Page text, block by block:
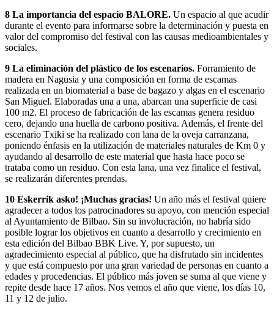
8 La importancia del espacio BALORE. Un espacio al que acudir
durante el evento para informarse sobre la determinación y puesta en
valor del compromiso del festival con las causas medioambientales y
sociales.
9 La eliminación del plástico de los escenarios. Forramiento de
madera en Nagusia y una composición en forma de escamas
realizada en un biomaterial a base de bagazo y algas en el escenario
San Miguel. Elaboradas una a una, abarcan una superficie de casi
100 m2. El proceso de fabricación de las escamas genera residuo
cero, dejando una huella de carbono positiva. Además, el frente del
escenario Txiki se ha realizado con lana de la oveja carranzana,
poniendo énfasis en la utilización de materiales naturales de Km 0 y
ayudando al desarrollo de este material que hasta hace poco se
trataba como un residuo. Con esta lana, una vez finalice el festival,
se realizarán diferentes prendas.
10 Eskerrik asko! ¡Muchas gracias! Un año más el festival quiere
agradecer a todos los patrocinadores su apoyo, con mención especial
al Ayuntamiento de Bilbao. Sin su involucración, no habría sido
posible lograr los objetivos en cuanto a desarrollo y crecimiento en
esta edición del Bilbao BBK Live. Y, por supuesto, un
agradecimiento especial al público, que ha disfrutado sin incidentes
y que está compuesto por una gran variedad de personas en cuanto a
edades y procedencias. El público más joven se suma al que viene y
repite desde hace 17 años. Nos vemos el año que viene, los días 10,
11 y 12 de julio.